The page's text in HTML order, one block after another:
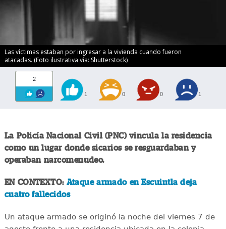
Las víctimas estaban por ingresar a la vivienda cuando fueron
atacadas. (Foto ilustrativa vía: Shutterstock)
2
1 0 0 1
La Policía Nacional Civil (PNC) vincula la residencia
como un lugar donde sicarios se resguardaban y
operaban narcomenudeo.
EN CONTEXTO: Ataque armado en Escuintla deja
cuatro fallecidos
Un ataque armado se originó la noche del viernes 7 de